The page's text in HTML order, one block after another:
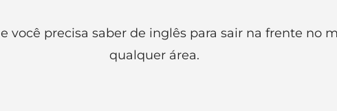
você precisa saber de inglês para sair na frente no
qualquer área.